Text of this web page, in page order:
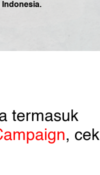
termasuk
, cek